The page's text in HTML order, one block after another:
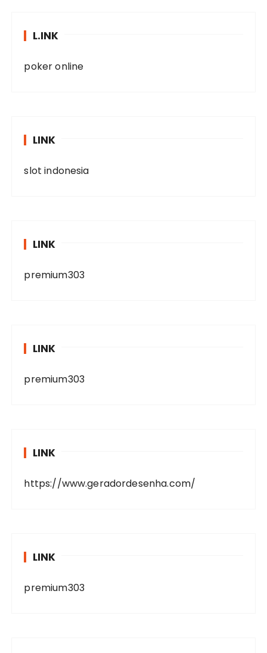
L.INK
poker online
LINK
slot indonesia
LINK
premium303
LINK
premium303
LINK
https://www.geradordesenha.com/
LINK
premium303